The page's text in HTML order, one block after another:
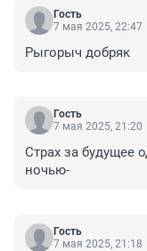
Гость
7 мая 2025, 22:47
Рыгорыч добряк
Гость
7 мая 2025, 21:20
Страх за будущее
ночью-
Гость
7 мая 2025, 21:18